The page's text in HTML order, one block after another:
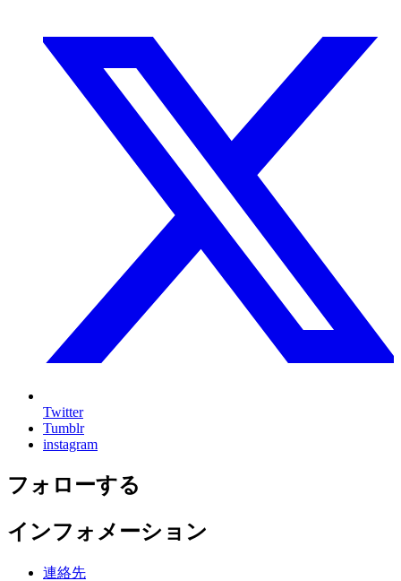
Twitter
Tumblr
instagram
フォローする
インフォメーション
連絡先